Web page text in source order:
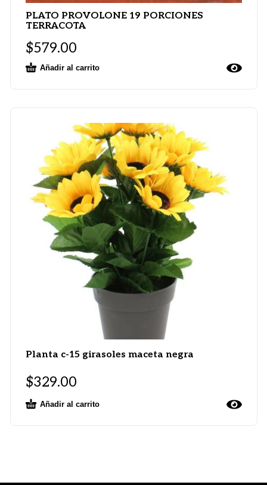
PLATO PROVOLONE 19 PORCIONES
TERRACOTA
$579.00
Añadir al carrito
Planta c-15 girasoles maceta negra
$329.00
Añadir al carrito